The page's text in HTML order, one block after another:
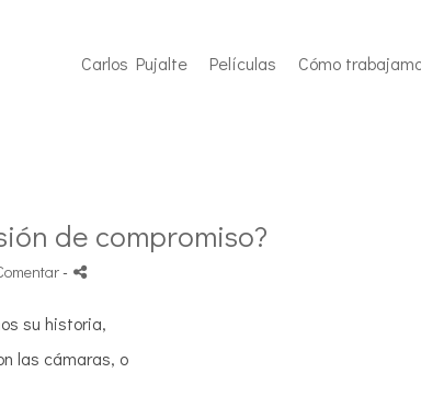
Carlos Pujalte Películas Cómo
de compromiso?
-
su historia,
las cámaras, o